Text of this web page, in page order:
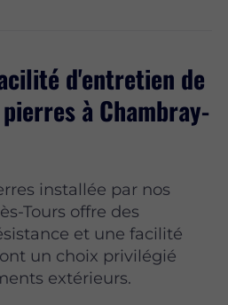
d'entretien de
à Chambray-
installée par nos
Tours offre des
et une facilité
un choix privilégié
extérieurs.